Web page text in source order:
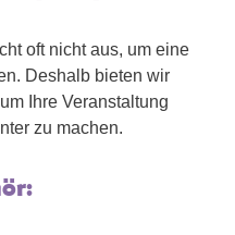
oft nicht aus, um eine
Deshalb bieten wir
Ihre Veranstaltung
zu machen.